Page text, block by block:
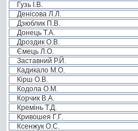
Гузь І.В.
Денісова Л.Л.
Дзюблик П.В.
Донець Т.А.
Дроздик О.В.
Ємець Л.О.
Заставний Р.Й.
Кадикало М.О.
Кірш О.В.
Кодола О.М.
Корчик В.А.
Кремінь Т.Д.
Кривошея Г.Г.
Ксенжук О.С.